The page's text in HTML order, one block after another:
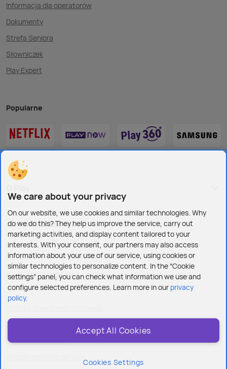
Informacja dla operatorów
Dokumenty
Strefa Seniora
Słowniczek
Play Expert
Popularne
Jesteśmy też tu:
Copyright © 2026 Play - wszelkie prawa zastrzeżone dla Play
Ustawienia plików cookies
Regulamin serwisu
We care about your privacy
On our website, we use cookies and similar technologies. Why
do we do this? They help us improve the service, carry out
marketing activities, and display content tailored to your
interests. With your consent, our partners may also access
information about your use of our service, using cookies or
similar technologies to personalize content. In the “Cookie
settings” panel, you can check what information we use and
configure selected preferences. Learn more in our privacy
policy.
Accept All Cookies
Cookies Settings